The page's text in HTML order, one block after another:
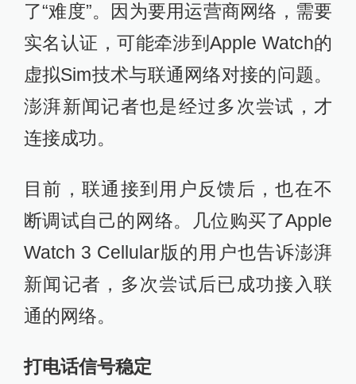
了“难度”。因为要用运营商网络，需要
实名认证，可能牵涉到Apple Watch的
虚拟Sim技术与联通网络对接的问题。
澎湃新闻记者也是经过多次尝试，才
连接成功。
目前，联通接到用户反馈后，也在不
断调试自己的网络。几位购买了Apple
Watch 3 Cellular版的用户也告诉澎湃
新闻记者，多次尝试后已成功接入联
通的网络。
打电话信号稳定